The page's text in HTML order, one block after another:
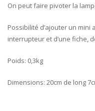
On peut faire pivoter la
Possibilité d’ajouter un mini
interrupteur et d’une fiche,
Poids: 0,3kg
Dimensions: 20cm de long